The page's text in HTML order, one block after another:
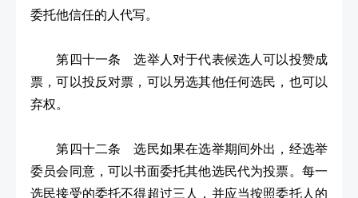
委托他信任的人代写。
第四十一条 选举人对于代表候选人可以投赞成
票，可以投反对票，可以另选其他任何选民，也可以
弃权。
第四十二条 选民如果在选举期间外出，经选举
委员会同意，可以书面委托其他选民代为投票。每一
选民接受的委托不得超过三人，并应当按照委托人的